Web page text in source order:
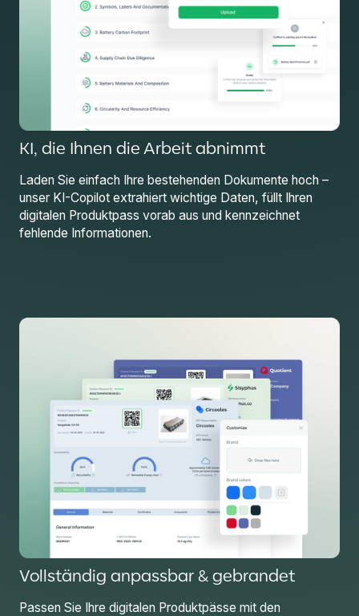
KI, die Ihnen die Arbeit abnimmt
Laden Sie einfach Ihre bestehenden Dokumente hoch –
unser KI-Copilot extrahiert wichtige Daten, füllt Ihren
digitalen Produktpass vorab aus und kennzeichnet
fehlende Informationen.
Vollständig anpassbar & gebrandet
Passen Sie Ihre digitalen Produktpässe mit den